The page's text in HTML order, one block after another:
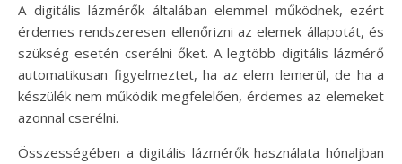
A digitális lázmérők általában elemmel működnek, ezért
érdemes rendszeresen ellenőrizni az elemek állapotát, és
szükség esetén cserélni őket. A legtöbb digitális lázmérő
automatikusan figyelmeztet, ha az elem lemerül, de ha a
készülék nem működik megfelelően, érdemes az elemeket
azonnal cserélni.
Összességében a digitális lázmérők használata hónaljban